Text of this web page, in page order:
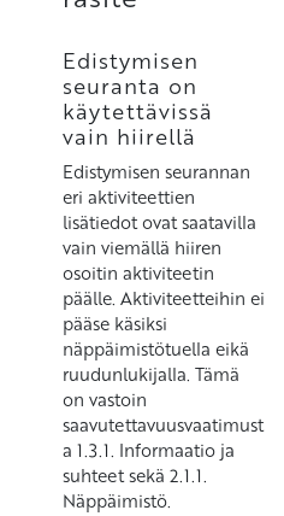
Edistymisen
seuranta on
käytettävissä
vain hiirellä
Edistymisen seurannan
eri aktiviteettien
lisätiedot ovat saatavilla
vain viemällä hiiren
osoitin aktiviteetin
päälle. Aktiviteetteihin ei
pääse käsiksi
näppäimistötuella eikä
ruudunlukijalla. Tämä
on vastoin
saavutettavuusvaatimust
a 1.3.1. Informaatio ja
suhteet sekä 2.1.1.
Näppäimistö.